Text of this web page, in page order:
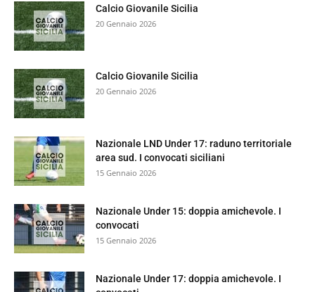
Calcio Giovanile Sicilia
20 Gennaio 2026
Calcio Giovanile Sicilia
20 Gennaio 2026
Nazionale LND Under 17: raduno territoriale
area sud. I convocati siciliani
15 Gennaio 2026
Nazionale Under 15: doppia amichevole. I
convocati
15 Gennaio 2026
Nazionale Under 17: doppia amichevole. I